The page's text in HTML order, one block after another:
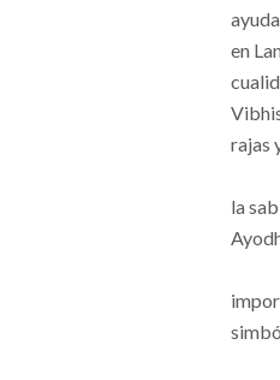
en
rajas
la